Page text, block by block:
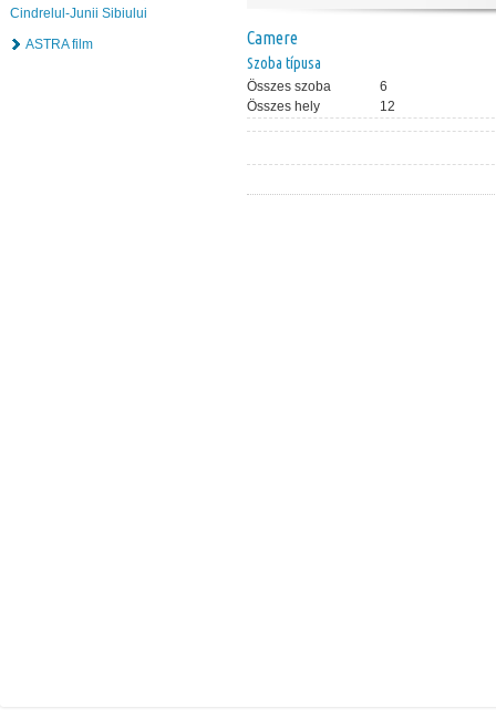
Cindrelul-Junii Sibiului
ASTRA film
Camere
Szoba típusa
Összes szoba
6
Összes hely
12